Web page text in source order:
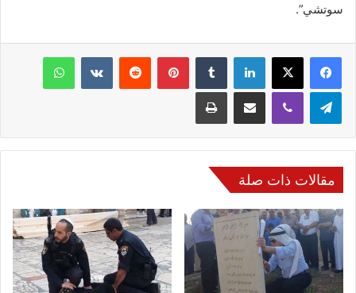
سوتشي”.
فيسبوك لينكدإن بينتيريست
مقالات ذات صلة